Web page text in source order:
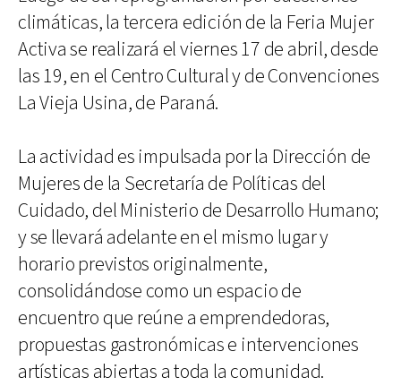
climáticas, la tercera edición de la Feria Mujer
Activa se realizará el viernes 17 de abril, desde
las 19, en el Centro Cultural y de Convenciones
La Vieja Usina, de Paraná.
La actividad es impulsada por la Dirección de
Mujeres de la Secretaría de Políticas del
Cuidado, del Ministerio de Desarrollo Humano;
y se llevará adelante en el mismo lugar y
horario previstos originalmente,
consolidándose como un espacio de
encuentro que reúne a emprendedoras,
propuestas gastronómicas e intervenciones
artísticas abiertas a toda la comunidad.